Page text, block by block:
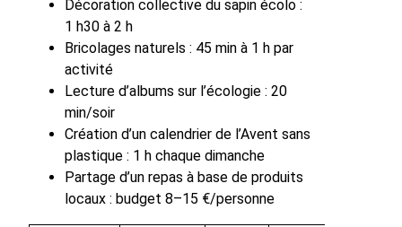
Décoration collective du sapin écolo :
1 h30 à 2 h
Bricolages naturels : 45 min à 1 h par
activité
Lecture d’albums sur l’écologie : 20
min/soir
Création d’un calendrier de l’Avent sans
plastique : 1 h chaque dimanche
Partage d’un repas à base de produits
locaux : budget 8–15 €/personne